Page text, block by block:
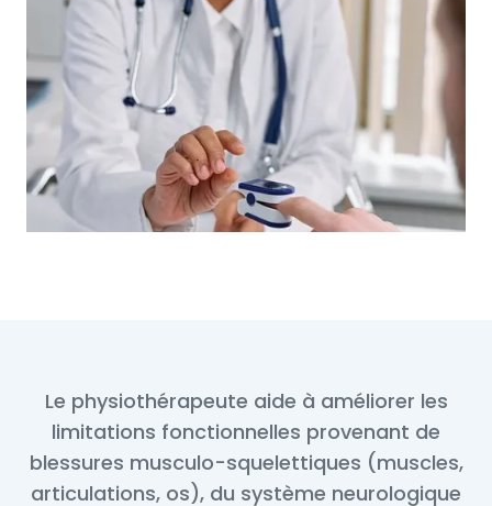
Le physiothérapeute aide à améliorer les
limitations fonctionnelles provenant de
blessures musculo-squelettiques (muscles,
articulations, os), du système neurologique